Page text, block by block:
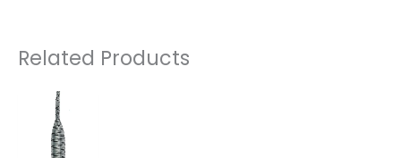
Related Products